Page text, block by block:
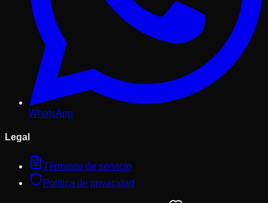
WhatsApp
Legal
Términos de servicio
Política de privacidad